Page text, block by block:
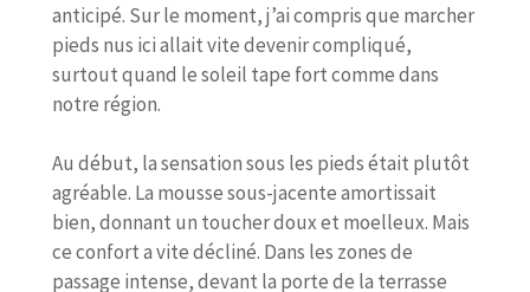
anticipé. Sur le moment, j’ai compris que marcher
pieds nus ici allait vite devenir compliqué,
surtout quand le soleil tape fort comme dans
notre région.
Au début, la sensation sous les pieds était plutôt
agréable. La mousse sous-jacente amortissait
bien, donnant un toucher doux et moelleux. Mais
ce confort a vite décliné. Dans les zones de
passage intense, devant la porte de la terrasse